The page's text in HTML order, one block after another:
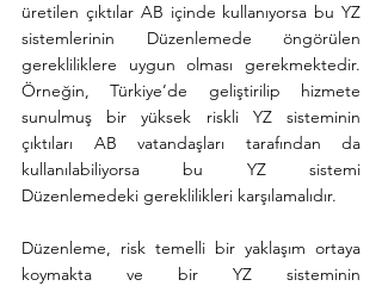
üretilen çıktılar AB içinde kullanıyorsa bu YZ
sistemlerinin Düzenlemede öngörülen
gerekliliklere uygun olması gerekmektedir.
Örneğin, Türkiye’de geliştirilip hizmete
sunulmuş bir yüksek riskli YZ sisteminin
çıktıları AB vatandaşları tarafından da
kullanılabiliyorsa bu YZ sistemi
Düzenlemedeki gereklilikleri karşılamalıdır.
Düzenleme, risk temelli bir yaklaşım ortaya
koymakta ve bir YZ sisteminin